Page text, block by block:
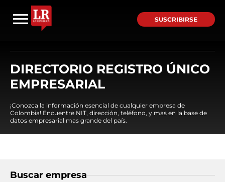
SUSCRIBIRSE
DIRECTORIO REGISTRO ÚNICO
EMPRESARIAL
¡Conozca la información esencial de cualquier empresa de
Colombia! Encuentre NIT, dirección, teléfono, y mas en la base de
datos empresarial mas grande del país.
Buscar empresa